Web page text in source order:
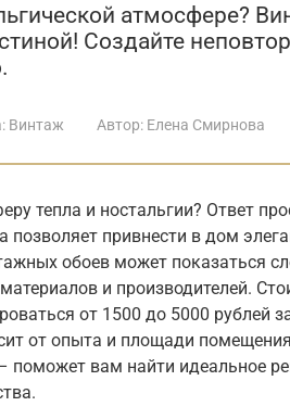
атмосфере?
Создайте
Винтаж Автор: Елена Смирнова
тепла и ностальгии? Ответ
позволяет привнести в дом
обоев может показаться
и производителей.
от 1500 до 5000 рублей
от опыта и площади
поможет вам найти идеальное